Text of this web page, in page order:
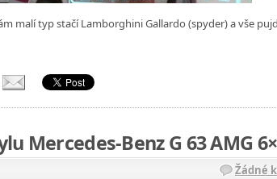
malí typ stačí Lamborghini Gallardo (spyder) a vše
Mercedes-Benz G 63 AMG
Žádné